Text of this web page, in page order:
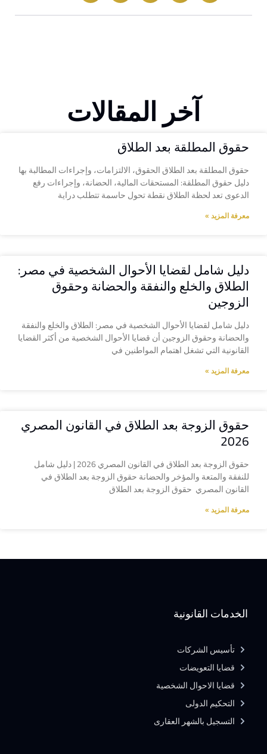
آخر المقالات
حقوق المطلقة بعد الطلاق
حقوق المطلقة بعد الطلاق الحقوق، الالتزامات، وإجراءات المطالبة بها
دليل حقوق المطلقة: المستحقات المالية، الحضانة، وإجراءات رفع
الدعوى تعد لحظة الطلاق نقطة تحول حاسمة تتطلب دراية
معرفة المزيد »
دليل شامل لقضايا الأحوال الشخصية في مصر:
الطلاق والخلع والنفقة والحضانة وحقوق
الزوجين
دليل شامل لقضايا الأحوال الشخصية في مصر: الطلاق والخلع والنفقة
والحضانة وحقوق الزوجين أن قضايا الأحوال الشخصية من أكثر القضايا
القانونية التي تشغل اهتمام المواطنين في
معرفة المزيد »
حقوق الزوجة بعد الطلاق في القانون المصري
2026
حقوق الزوجة بعد الطلاق في القانون المصري 2026 | دليل شامل
للنفقة والمتعة والمؤخر والحضانة حقوق الزوجة بعد الطلاق في
القانون المصري حقوق الزوجة بعد الطلاق
معرفة المزيد »
الخدمات القانونية
تأسيس الشركات
قضايا التعويضات
قضايا الاحوال الشخصية
التحكيم الدولى
التسجيل بالشهر العقارى